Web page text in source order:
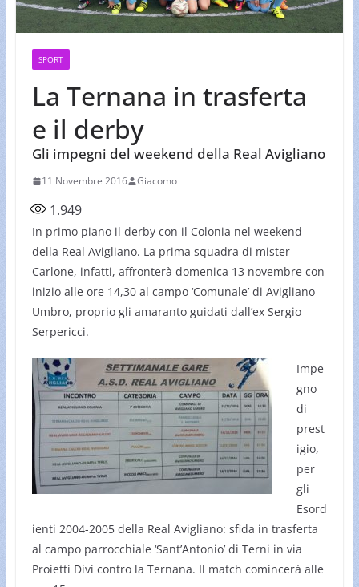
SPORT
La Ternana in trasferta
e il derby
Gli impegni del weekend della Real Avigliano
11 Novembre 2016 Giacomo
1.949
In primo piano il derby con il Colonia nel weekend
della Real Avigliano. La prima squadra di mister
Carlone, infatti, affronterà domenica 13 novembre con
inizio alle ore 14,30 al campo ‘Comunale’ di Avigliano
Umbro, proprio gli amaranto guidati dall’ex Sergio
Serpericci.
Impe
gno
di
prest
igio,
per
gli
Esord
ienti 2004-2005 della Real Avigliano: sfida in trasferta
al campo parrocchiale ‘Sant’Antonio’ di Terni in via
Proietti Divi contro la Ternana. Il match comincerà alle